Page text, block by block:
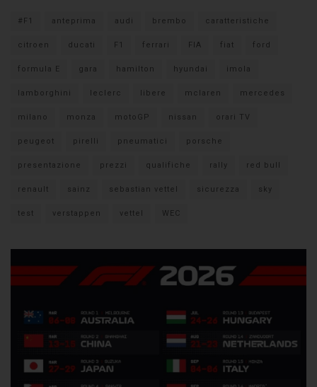
#F1 anteprima audi brembo caratteristiche
citroen ducati F1 ferrari FIA fiat ford
formula E gara hamilton hyundai imola
lamborghini leclerc libere mclaren mercedes
milano monza motoGP nissan orari TV
peugeot pirelli pneumatici porsche
presentazione prezzi qualifiche rally red bull
renault sainz sebastian vettel sicurezza sky
test verstappen vettel WEC